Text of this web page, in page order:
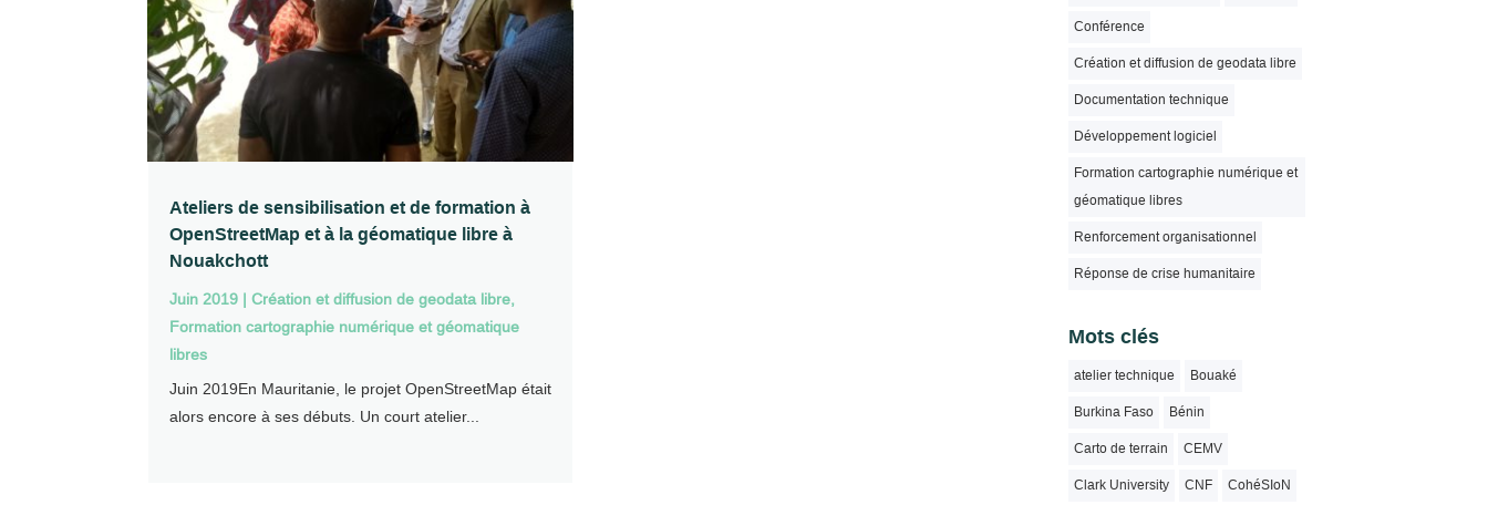
Ateliers de sensibilisation et de formation à
OpenStreetMap et à la géomatique libre à
Nouakchott
Juin 2019 |Création et diffusion de geodata libre,
Formation cartographie numérique et géomatique
libres
Juin 2019En Mauritanie, le projet OpenStreetMap était
alors encore à ses débuts. Un court atelier...
Conférence
Création et diffusion de geodata libre
Documentation technique
Développement logiciel
Formation cartographie numérique et
géomatique libres
Renforcement organisationnel
Réponse de crise humanitaire
Mots clés
atelier technique Bouaké
Burkina Faso Bénin
Carto de terrain CEMV
Clark University CNF CohéSIoN